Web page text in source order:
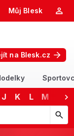
Můj Blesk
na Blesk.cz
J K L M
návrhy,